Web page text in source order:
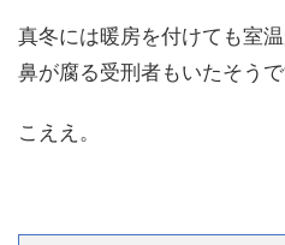
真冬には暖房を付けても室
鼻が腐る受刑者もいたそうで
こええ。